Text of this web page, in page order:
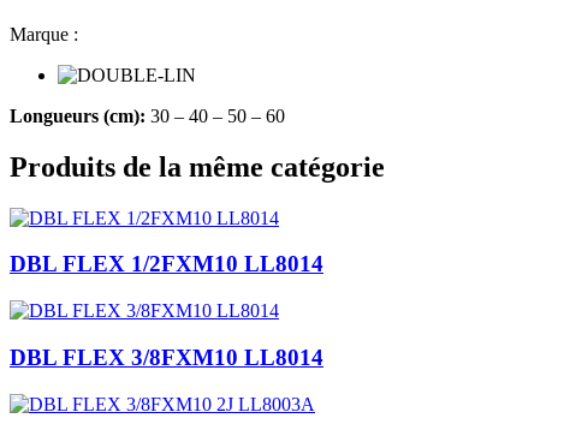
Marque :
Longueurs (cm): 30 – 40 – 50 – 60
Produits de la même catégorie
DBL FLEX 1/2FXM10 LL8014
DBL FLEX 3/8FXM10 LL8014